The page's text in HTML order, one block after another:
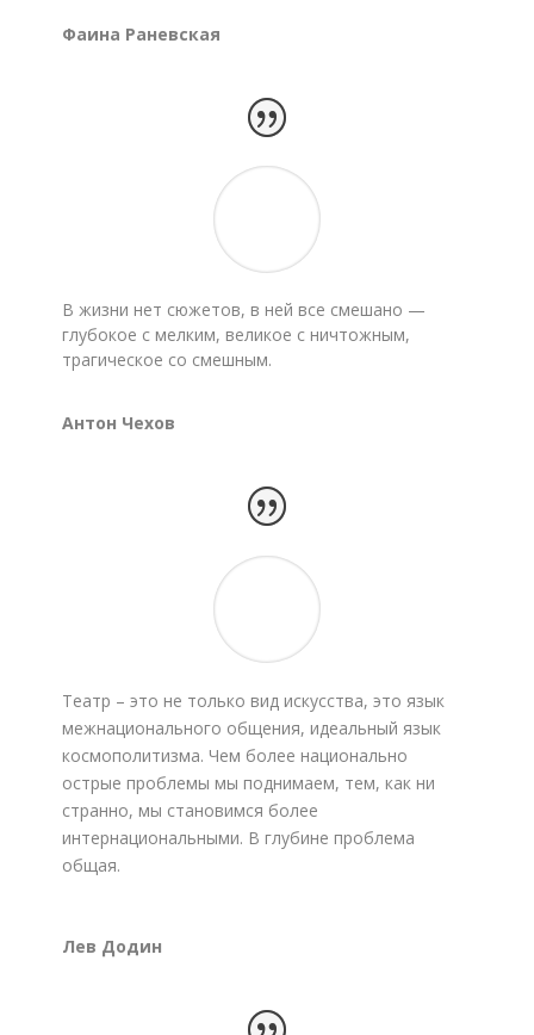
Фаина Раневская
В жизни нет сюжетов, в ней все смешано —
глубокое с мелким, великое с ничтожным,
трагическое со смешным.
Антон Чехов
Театр – это не только вид искусства, это язык
межнационального общения, идеальный язык
космополитизма. Чем более национально
острые проблемы мы поднимаем, тем, как ни
странно, мы становимся более
интернациональными. В глубине проблема
общая.
Лев Додин